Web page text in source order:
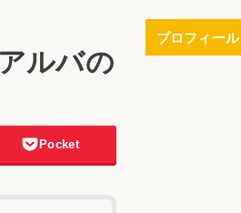
ルバの
Pocket
プロフィール